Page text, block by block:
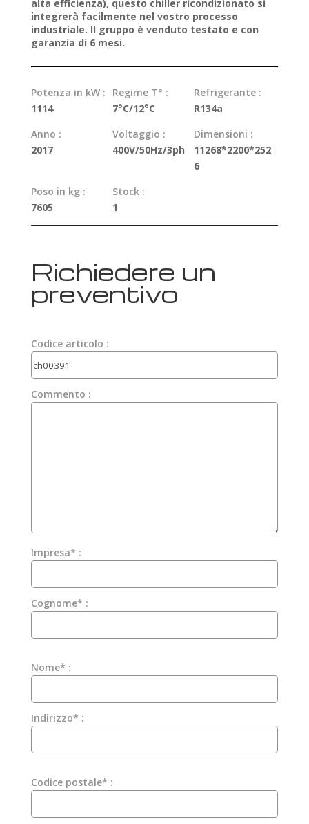
alta efficienza), questo chiller ricondizionato si
integrerà facilmente nel vostro processo
industriale. Il gruppo è venduto testato e con
garanzia di 6 mesi.
Potenza in kW :
1114
Regime T° :
7°C/12°C
Refrigerante :
R134a
Anno :
2017
Voltaggio :
400V/50Hz/3ph
Dimensioni :
11268*2200*252
6
Poso in kg :
7605
Stock :
1
Richiedere un
preventivo
Codice articolo :
Commento :
Impresa* :
Cognome* :
Nome* :
Indirizzo* :
Codice postale* :